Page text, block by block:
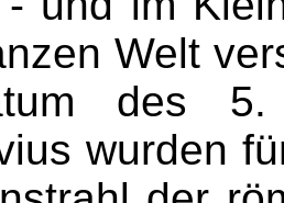
Welt
des 5.
wurden